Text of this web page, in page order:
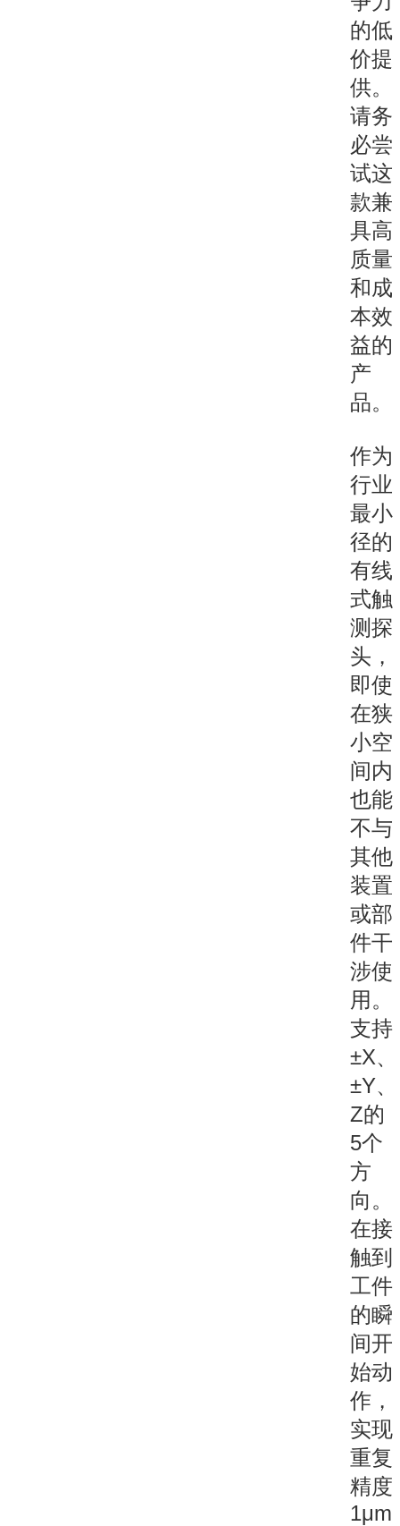
的低
价提
供。
请务
必尝
试这
款兼
具高
质量
和成
本效
益的
产
品。
作为
行业
最小
径的
有线
式触
测探
头，
即使
在狭
小空
间内
也能
不与
其他
装置
或部
件干
涉使
用。
支持
±X、
±Y、
Z的
5个
方
向。
在接
触到
工件
的瞬
间开
始动
作，
实现
重复
精度
1μm